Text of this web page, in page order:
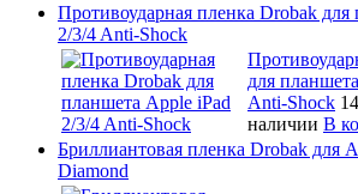
Противоударная пленка Drobak
2/3/4 Anti-Shock
для
Anti-Shock
наличии В
Бриллиантовая пленка Drobak для
Diamond